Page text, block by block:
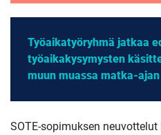
Työaikatyöryhmä jatkaa
työaikakysymysten
muun muassa matka-
SOTE-sopimuksen